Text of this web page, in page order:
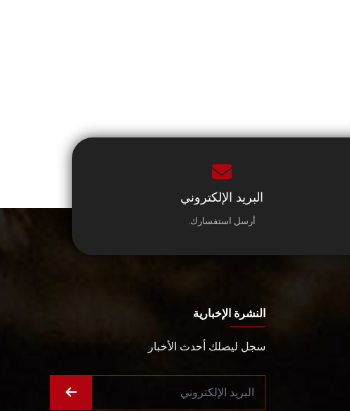
البريد الإلكتروني
أرسل استفسارك.
النشرة الإخبارية
سجل ليصلك أحدث الأخبار